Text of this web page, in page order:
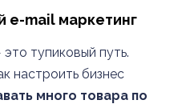
е-mail маркетинг
тупиковый путь.
настроить бизнес
много товара по